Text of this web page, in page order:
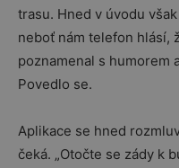
trasu. Hned v úvodu
neboť nám telefon hlásí,
poznamenal s humorem
Povedlo se.
Aplikace se hned
čeká. „Otočte se zády k